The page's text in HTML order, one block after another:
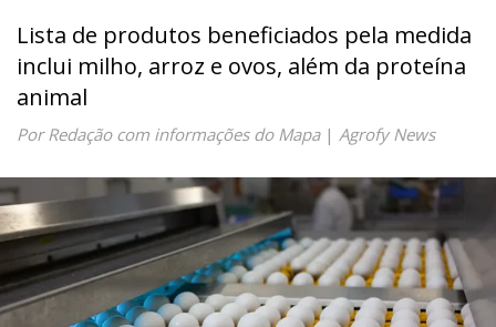
Lista de produtos beneficiados pela medida
inclui milho, arroz e ovos, além da proteína
animal
Por Redação com informações do Mapa| Agrofy News